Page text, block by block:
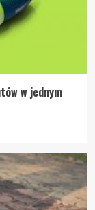
w jednym